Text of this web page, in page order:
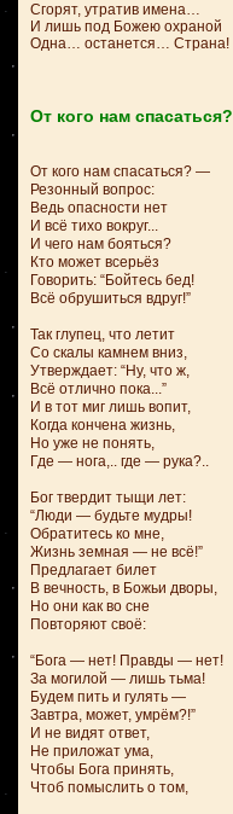
Сгорят, утратив имена…
И лишь под Божею охраной
Одна… останется… Страна!
От кого нам спасаться?
От кого нам спасаться? —
Резонный вопрос:
Ведь опасности нет
И всё тихо вокруг...
И чего нам бояться?
Кто может всерьёз
Говорить: “Бойтесь бед!
Всё обрушиться вдруг!”
Так глупец, что летит
Со скалы камнем вниз,
Утверждает: “Ну, что ж,
Всё отлично пока...”
И в тот миг лишь вопит,
Когда кончена жизнь,
Но уже не понять,
Где — нога,.. где — рука?..
Бог твердит тыщи лет:
“Люди — будьте мудры!
Обратитесь ко мне,
Жизнь земная — не всё!”
Предлагает билет
В вечность, в Божьи дворы,
Но они как во сне
Повторяют своё:
“Бога — нет! Правды — нет!
За могилой — лишь тьма!
Будем пить и гулять —
Завтра, может, умрём?!”
И не видят ответ,
Не приложат ума,
Чтобы Бога принять,
Чтоб помыслить о том,